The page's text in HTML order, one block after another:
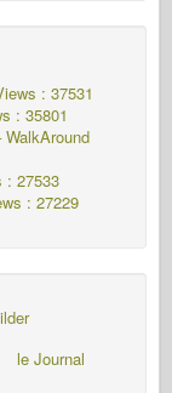
: 37531
: 35801
: 27533
: 27229
le Journal